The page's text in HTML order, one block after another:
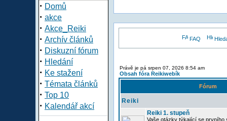
· Domů
· akce
· Akce_Reiki
· Archív článků
· Diskuzní fórum
· Hledání
· Ke stažení
· Témata článků
· Top 10
· Kalendář akcí
FAQ
Právě je pá srpen 07, 2026 8:54 am
Obsah fóra Reikiwebík
Fórum
Reiki
Reiki 1. stupeň
Vaše otázky týkající se prvního